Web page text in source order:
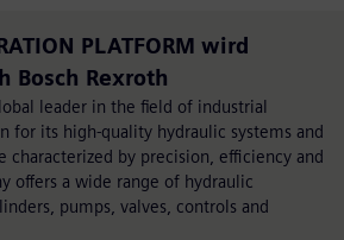
PLATFORM wird
Bosch Rexroth
leader in the field of industrial
for its high-quality hydraulic systems and
characterized by precision, efficiency and
offers a wide range of hydraulic
pumps, valves, controls and